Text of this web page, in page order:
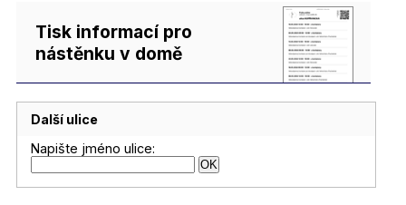
Tisk informací pro
nástěnku v domě
Další ulice
Napište jméno ulice: